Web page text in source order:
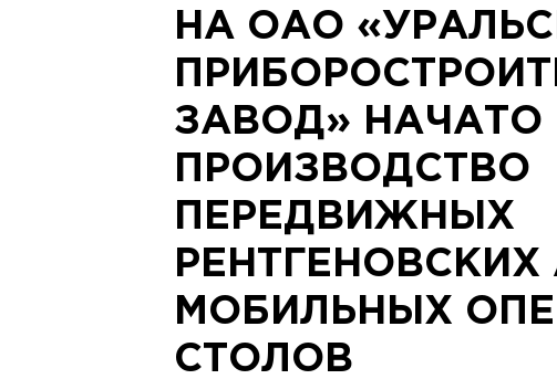
НА ОАО
ЗАВОД» НАЧАТО
ПРОИЗВОДСТВО
ПЕРЕДВИЖНЫХ
МОБИЛЬНЫХ
СТОЛОВ